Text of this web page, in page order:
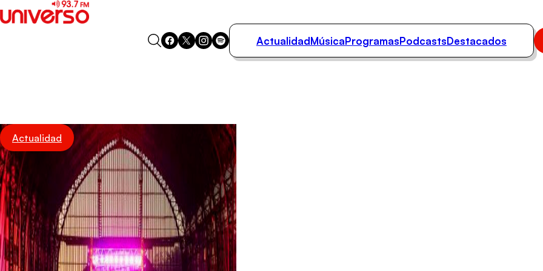
Podcasts
Destacados
ActualidadMúsicaProgramasPodcastsDestacados
Actualidad